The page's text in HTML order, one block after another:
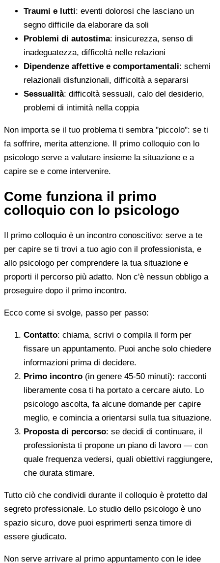
Traumi e lutti: eventi dolorosi che lasciano un
segno difficile da elaborare da soli
Problemi di autostima: insicurezza, senso di
inadeguatezza, difficoltà nelle relazioni
Dipendenze affettive e comportamentali: schemi
relazionali disfunzionali, difficoltà a separarsi
Sessualità: difficoltà sessuali, calo del desiderio,
problemi di intimità nella coppia
Non importa se il tuo problema ti sembra "piccolo": se ti
fa soffrire, merita attenzione. Il primo colloquio con lo
psicologo serve a valutare insieme la situazione e a
capire se e come intervenire.
Come funziona il primo
colloquio con lo psicologo
Il primo colloquio è un incontro conoscitivo: serve a te
per capire se ti trovi a tuo agio con il professionista, e
allo psicologo per comprendere la tua situazione e
proporti il percorso più adatto. Non c'è nessun obbligo a
proseguire dopo il primo incontro.
Ecco come si svolge, passo per passo:
Contatto: chiama, scrivi o compila il form per
fissare un appuntamento. Puoi anche solo chiedere
informazioni prima di decidere.
Primo incontro (in genere 45-50 minuti): racconti
liberamente cosa ti ha portato a cercare aiuto. Lo
psicologo ascolta, fa alcune domande per capire
meglio, e comincia a orientarsi sulla tua situazione.
Proposta di percorso: se decidi di continuare, il
professionista ti propone un piano di lavoro — con
quale frequenza vedersi, quali obiettivi raggiungere,
che durata stimare.
Tutto ciò che condividi durante il colloquio è protetto dal
segreto professionale. Lo studio dello psicologo è uno
spazio sicuro, dove puoi esprimerti senza timore di
essere giudicato.
Non serve arrivare al primo appuntamento con le idee